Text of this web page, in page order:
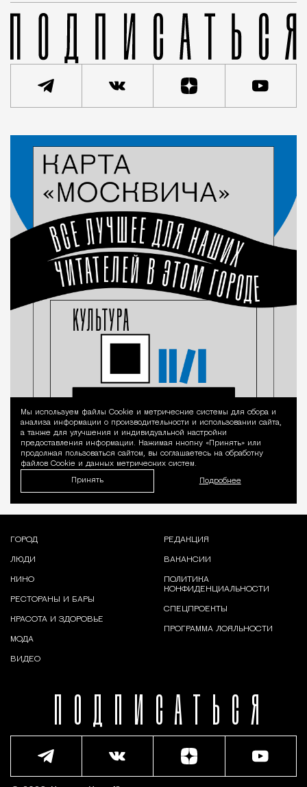
Уведомление
Мы используем файлы Сookie и метрические системы для сбора и
анализа информации о производительности и использовании сайта,
а также для улучшения и индивидуальной настройки
предоставления информации. Нажимая кнопку «Принять» или
продолжая пользоваться сайтом, вы соглашаетесь на обработку
файлов Cookie и данных метрических систем.
Принять Подробнее
ПОДПИСАТЬСЯ
ГОРОД
ЛЮДИ
КИНО
РЕСТОРАНЫ И БАРЫ
КРАСОТА И ЗДОРОВЬЕ
МОДА
ВИДЕО
РЕДАКЦИЯ
ВАКАНСИИ
ПОЛИТИКА
КОНФИДЕНЦИАЛЬНОСТИ
СПЕЦПРОЕКТЫ
ПРОГРАММА ЛОЯЛЬНОСТИ